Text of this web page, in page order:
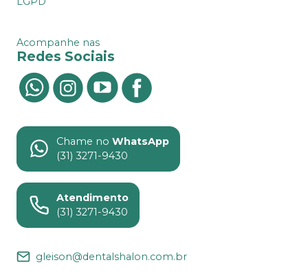
Acompanhe nas
Redes Sociais
Chame no WhatsApp
(31) 3271-9430
Atendimento
(31) 3271-9430
gleison@dentalshalon.com.br